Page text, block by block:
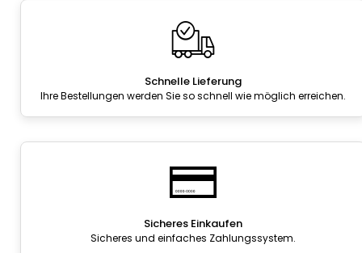
Schnelle Lieferung
Ihre Bestellungen werden Sie so schnell wie möglich erreichen.
Sicheres Einkaufen
Sicheres und einfaches Zahlungssystem.